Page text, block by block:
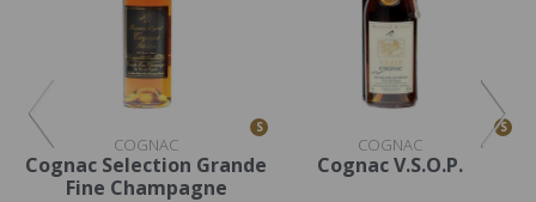
S
COGNAC
Cognac Selection Grande
Fine Champagne
S
COGNAC
Cognac V.S.O.P.